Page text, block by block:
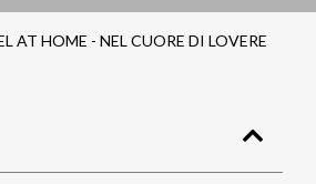
AT HOME - NEL CUORE DI LOVERE